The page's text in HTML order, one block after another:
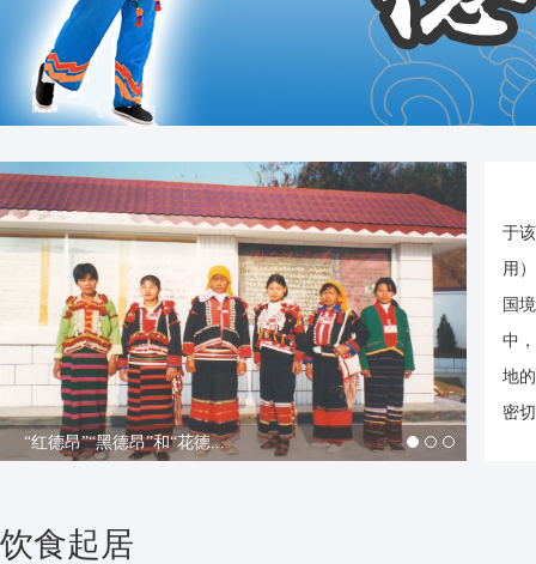
“红德昂”“黑德昂”和“花德...
于
用
国
中
地
密
饮食起居